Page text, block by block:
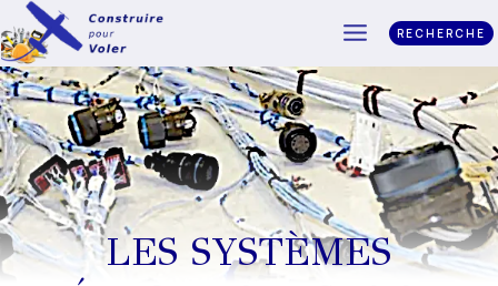
RECHERCHE
LES SYSTÈMES